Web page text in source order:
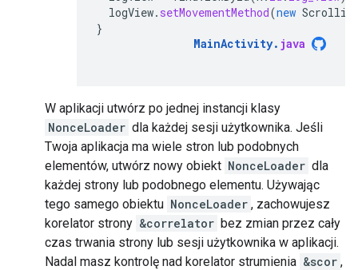
logView. setMovementMethod(new
}
MainActivity. java
W aplikacji utwórz po jednej instancji klasy
NonceLoader dla każdej sesji użytkownika. Jeśli
Twoja aplikacja ma wiele stron lub podobnych
elementów, utwórz nowy obiekt NonceLoader dla
każdej strony lub podobnego elementu. Używając
tego samego obiektu NonceLoader , zachowujesz
korelator strony &correlator bez zmian przez cały
czas trwania strony lub sesji użytkownika w aplikacji.
Nadal masz kontrolę nad korelator strumienia &scor ,